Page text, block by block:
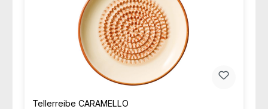
Tellerreibe CARAMELLO